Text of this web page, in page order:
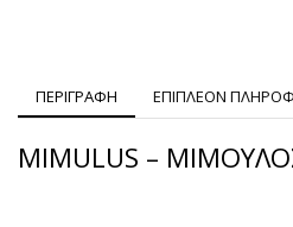
ΠΕΡΙΓΡΑΦΗ ΕΠΙΠΛΕΟΝ
MIMULUS –